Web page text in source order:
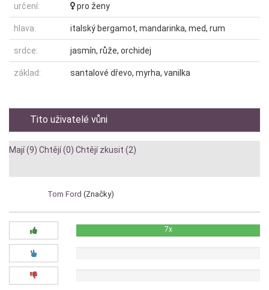
určení: pro ženy
hlava: italský bergamot, mandarinka, med, rum
srdce: jasmín, růže, orchidej
základ: santalové dřevo, myrha, vanilka
Tito uživatelé vůni
Mají (9) Chtějí (0) Chtějí zkusit (2)
Tom Ford (Značky)
7x